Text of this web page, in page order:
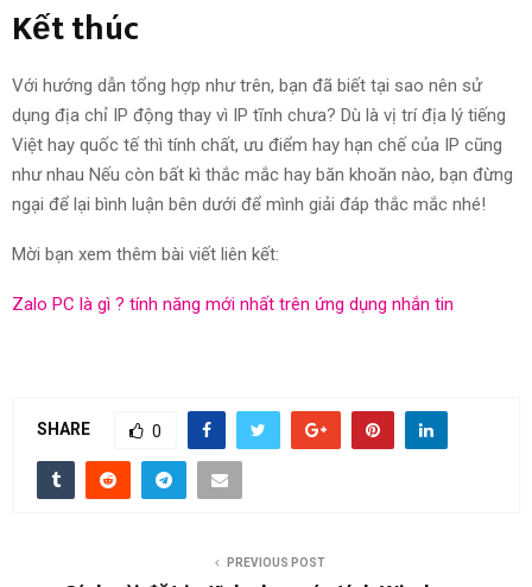
Kết thúc
Với hướng dẫn tổng hợp như trên, bạn đã biết tại sao nên sử
dụng địa chỉ IP động thay vì IP tĩnh chưa? Dù là vị trí địa lý tiếng
Việt hay quốc tế thì tính chất, ưu điểm hay hạn chế của IP cũng
như nhau Nếu còn bất kì thắc mắc hay băn khoăn nào, bạn đừng
ngại để lại bình luận bên dưới để mình giải đáp thắc mắc nhé!
Mời bạn xem thêm bài viết liên kết:
Zalo PC là gì ? tính năng mới nhất trên ứng dụng nhắn tin
SHARE 0
PREVIOUS POST